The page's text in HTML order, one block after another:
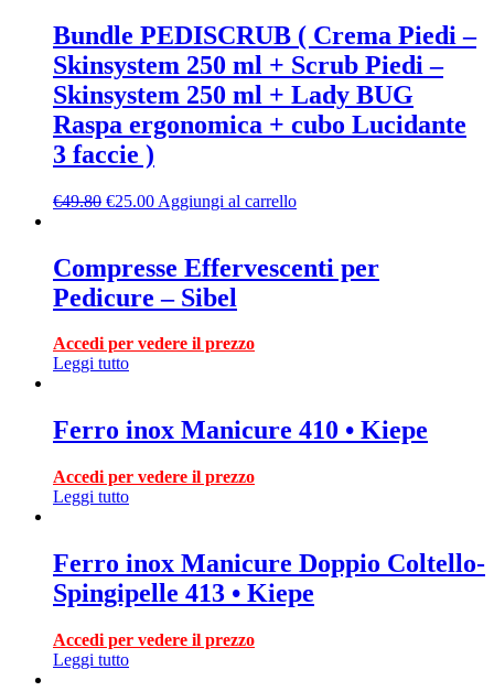
Bundle PEDISCRUB ( Crema Piedi –
Skinsystem 250 ml + Scrub Piedi –
Skinsystem 250 ml + Lady BUG
Raspa ergonomica + cubo Lucidante
3 faccie )
€49.80 €25.00 Aggiungi al carrello
Compresse Effervescenti per
Pedicure – Sibel
Accedi per vedere il prezzo
Leggi tutto
Ferro inox Manicure 410 • Kiepe
Accedi per vedere il prezzo
Leggi tutto
Ferro inox Manicure Doppio Coltello-
Spingipelle 413 • Kiepe
Accedi per vedere il prezzo
Leggi tutto